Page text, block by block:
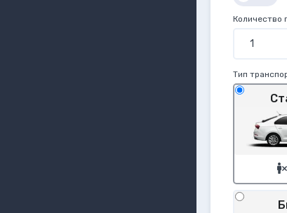
Количество
Тип